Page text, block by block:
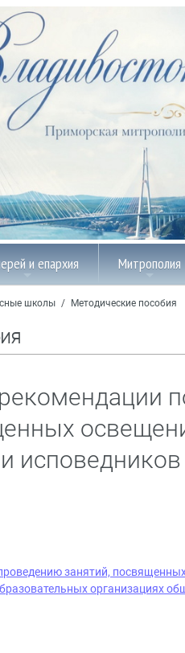
и епархия Митрополия
школы / Методические пособия
занятий,
организациях